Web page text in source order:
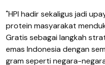
"HPI hadir sekaligus jadi
protein masyarakat
Gratis sebagai langkah
emas Indonesia dengan
gram seperti negara-